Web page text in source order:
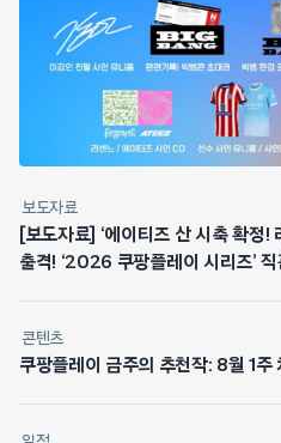
보도자료
[보도자료] ‘에이티즈 산 시축 확정!
출격! ‘2026 쿠팡플레이 시리즈’ 직
콘텐츠
쿠팡플레이 금주의 추천작: 8월 1주